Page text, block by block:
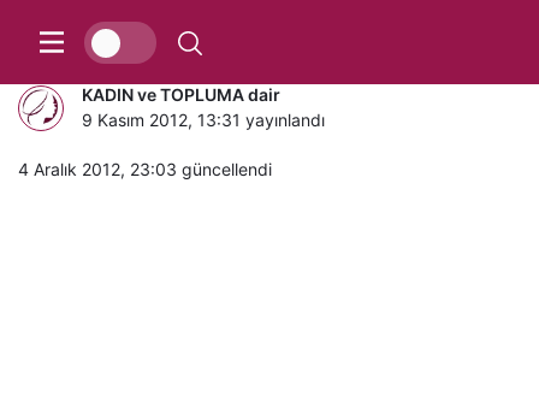
Atatürk’ü SAYGIYLA ANIYORUZ
KADIN ve TOPLUMA dair
9 Kasım 2012, 13:31 yayınlandı
4 Aralık 2012, 23:03 güncellendi